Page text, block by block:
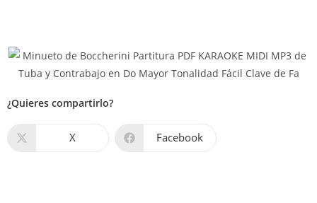
¿Quieres compartirlo?
X Facebook